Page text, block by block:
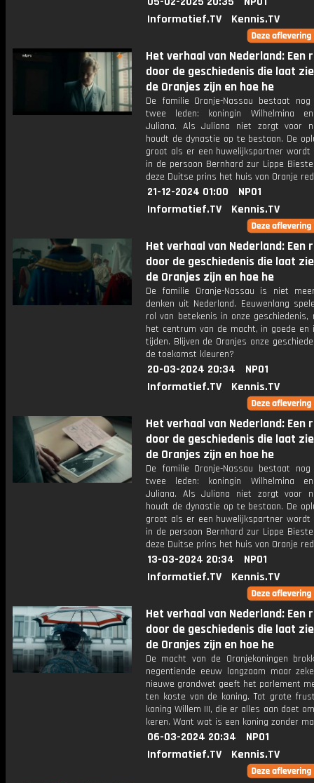
Informatief.TV
Kennis.TV
Het verhaal van Nederland: Een
door de geschiedenis die laat
de Oranjes zijn en hoe he
De familie Oranje-Nassau bestaat
twee leden: koningin Wilhelmina
Juliana. Als Juliana niet zorgt voor
houdt de dynastie op te bestaan. De
groot als er een huwelijkspartner wordt
in de persoon Bernhard zur Lippe
deze Duitse prins het huis van Oranje
21-12-2024 01:00
NPO1
Informatief.TV
Kennis.TV
Het verhaal van Nederland: Een
door de geschiedenis die laat
de Oranjes zijn en hoe he
De familie Oranje-Nassau is niet
denken uit Nederland. Eeuwenlang
rol van betekenis in onze geschiedenis,
het centrum van de macht, in goede en
tijden. Blijven de Oranjes onze
de toekomst kleuren?
20-03-2024 20:34
NPO1
Informatief.TV
Kennis.TV
Het verhaal van Nederland: Een
door de geschiedenis die laat
de Oranjes zijn en hoe he
De familie Oranje-Nassau bestaat
twee leden: koningin Wilhelmina
Juliana. Als Juliana niet zorgt voor
houdt de dynastie op te bestaan. De
groot als er een huwelijkspartner wordt
in de persoon Bernhard zur Lippe
deze Duitse prins het huis van Oranje
13-03-2024 20:34
NPO1
Informatief.TV
Kennis.TV
Het verhaal van Nederland: Een
door de geschiedenis die laat
de Oranjes zijn en hoe he
De macht van de Oranjekoningen
negentiende eeuw langzaam maar
nieuwe grondwet geeft het parlement
ten koste van de koning. Tot grote
koning Willem III, die er alles aan doet
keren. Want wat is een koning zonder
06-03-2024 20:34
NPO1
Informatief.TV
Kennis.TV